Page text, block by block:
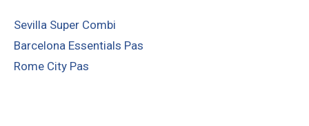
Sevilla Super Combi
Barcelona Essentials Pas
Rome City Pas